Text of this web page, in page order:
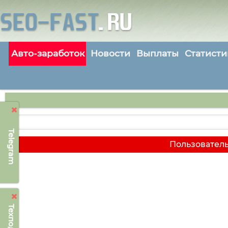
Telegram
Авто-заработок Новости Выплаты